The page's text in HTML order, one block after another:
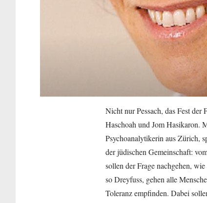
Nicht nur Pessach, das Fest der
Haschoah und Jom Hasikaron.
Psychoanalytikerin aus Zürich,
der jüdischen Gemeinschaft:
sollen der Frage nachgehen,
so Dreyfuss, gehen alle
Toleranz empfinden. Dabei